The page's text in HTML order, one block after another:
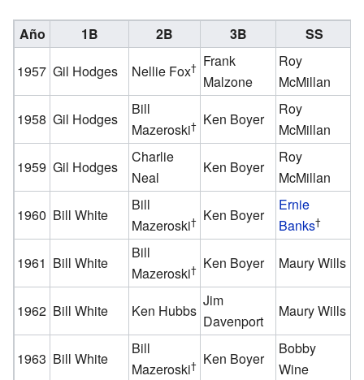
Año 1B 2B 3B
SS
1957 Gil Hodges Nellie Fox† Frank
Malzone
Roy
McMillan
1958 Gil Hodges
Bill
Mazeroski† Ken Boyer
Roy
McMillan
1959 Gil Hodges
Charlie
Neal
Ken Boyer
Roy
McMillan
1960 Bill White
Bill
Mazeroski† Ken Boyer
Ernie
Banks†
1961 Bill White
Bill
Mazeroski† Ken Boyer Maury Wills
1962 Bill White Ken Hubbs
Jim
Davenport
Maury Wills
1963 Bill White
Bill
Mazeroski† Ken Boyer
Bobby
Wine